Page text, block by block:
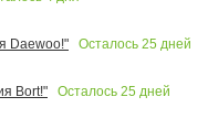
Daewoo!"
Осталось 25 дней
Bort!"
Осталось 25 дней